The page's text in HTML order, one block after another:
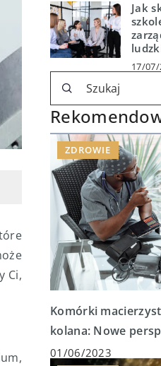
Ci,
Jak
17/
ZDROWIE
Komórki
kolana: Nowe
01/06/2023